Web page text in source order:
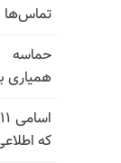
تماس‌ها
حماسه
همیاری
که